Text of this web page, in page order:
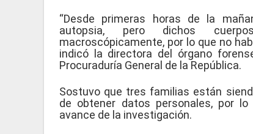
“Desde primeras horas de la
autopsia, pero dichos
macroscópicamente, por lo que no
indicó la directora del órgano
Procuraduría General de la República.
Sostuvo que tres familias están
de obtener datos personales, por
avance de la investigación.